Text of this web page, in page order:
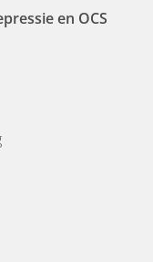
en OCS